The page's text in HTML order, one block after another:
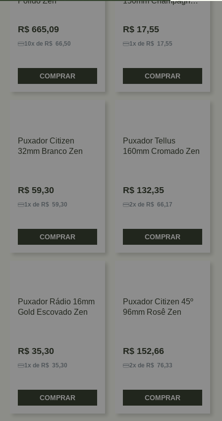
R$ 665,09
10x de R$ 66,50
COMPRAR
R$ 17,55
1x de R$ 17,55
COMPRAR
Puxador Citizen
32mm Branco Zen
R$ 59,30
1x de R$ 59,30
COMPRAR
Puxador Tellus
160mm Cromado Zen
R$ 132,35
2x de R$ 66,17
COMPRAR
Puxador Rádio 16mm
Gold Escovado Zen
R$ 35,30
1x de R$ 35,30
COMPRAR
Puxador Citizen 45º
96mm Rosê Zen
R$ 152,66
2x de R$ 76,33
COMPRAR